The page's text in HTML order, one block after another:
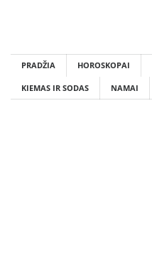
PRADŽIA HOROSKOPAI
KIEMAS IR SODAS NAMAI